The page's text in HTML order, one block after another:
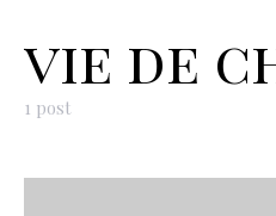
vie de
1 post